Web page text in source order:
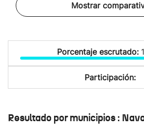
Mostrar
Porcentaje escrutado:
Participación:
Resultado por municipios :